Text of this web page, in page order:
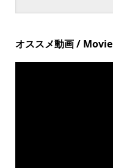
オススメ動画 / Movie